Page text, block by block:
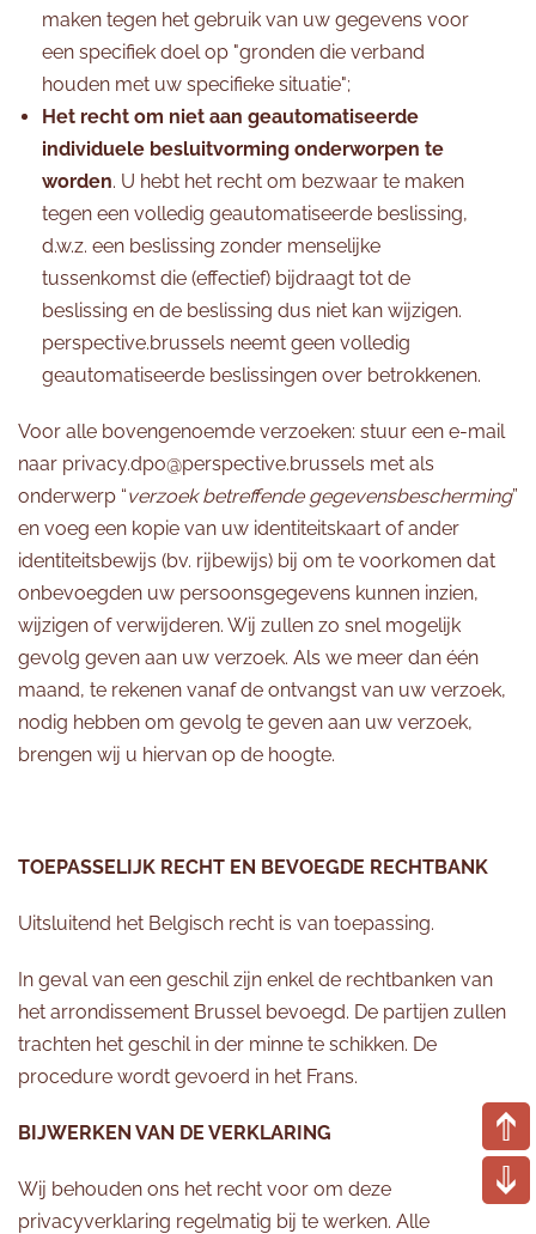
maken tegen het gebruik van uw gegevens voor
een specifiek doel op "gronden die verband
houden met uw specifieke situatie";
Het recht om niet aan geautomatiseerde
individuele besluitvorming onderworpen te
worden. U hebt het recht om bezwaar te maken
tegen een volledig geautomatiseerde beslissing,
d.w.z. een beslissing zonder menselijke
tussenkomst die (effectief) bijdraagt tot de
beslissing en de beslissing dus niet kan wijzigen.
perspective.brussels neemt geen volledig
geautomatiseerde beslissingen over betrokkenen.
Voor alle bovengenoemde verzoeken: stuur een e-mail
naar privacy.dpo@perspective.brussels met als
onderwerp “verzoek betreffende gegevensbescherming”
en voeg een kopie van uw identiteitskaart of ander
identiteitsbewijs (bv. rijbewijs) bij om te voorkomen dat
onbevoegden uw persoonsgegevens kunnen inzien,
wijzigen of verwijderen. Wij zullen zo snel mogelijk
gevolg geven aan uw verzoek. Als we meer dan één
maand, te rekenen vanaf de ontvangst van uw verzoek,
nodig hebben om gevolg te geven aan uw verzoek,
brengen wij u hiervan op de hoogte.
TOEPASSELIJK RECHT EN BEVOEGDE RECHTBANK
Uitsluitend het Belgisch recht is van toepassing.
In geval van een geschil zijn enkel de rechtbanken van
het arrondissement Brussel bevoegd. De partijen zullen
trachten het geschil in der minne te schikken. De
procedure wordt gevoerd in het Frans.
BIJWERKEN VAN DE VERKLARING
Wij behouden ons het recht voor om deze
privacyverklaring regelmatig bij te werken. Alle